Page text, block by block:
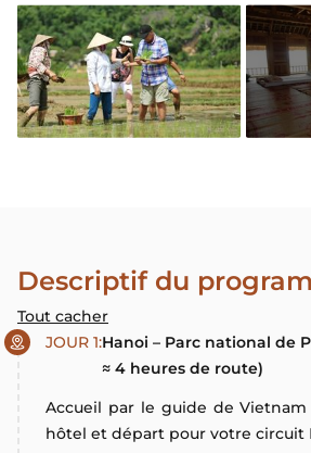
Roues d'eau - Pu Luong
Descriptif du
Tout cacher
JOUR 1:Hanoi – Parc national de
≈ 4 heures de route)
Accueil par le guide de
hôtel et départ pour votre circuit